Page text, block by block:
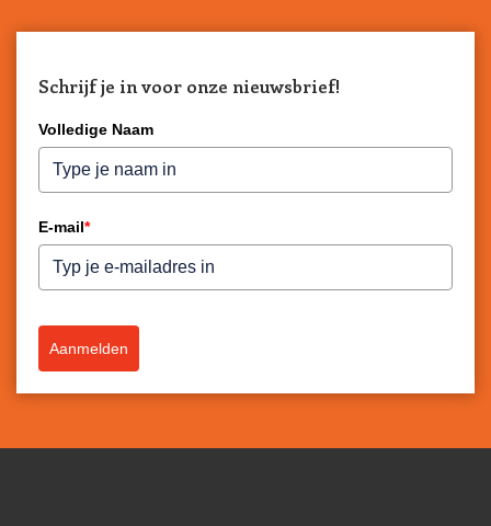
Schrijf je in voor onze nieuwsbrief!
Volledige Naam
E-mail*
Aanmelden